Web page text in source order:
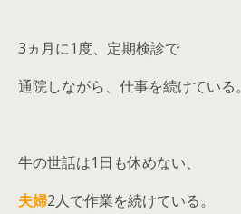
3ヵ月に1度、定期検診で
通院しながら、仕事を続けている。
牛の世話は1日も休めない、
夫婦2人で作業を続けている。